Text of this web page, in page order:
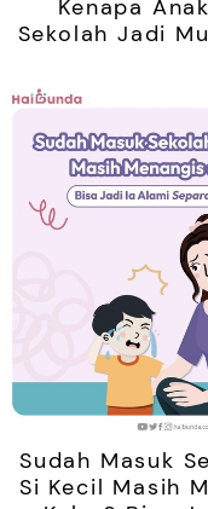
Kenapa
Sekolah Jadi
Sudah Masuk
Si Kecil Masih